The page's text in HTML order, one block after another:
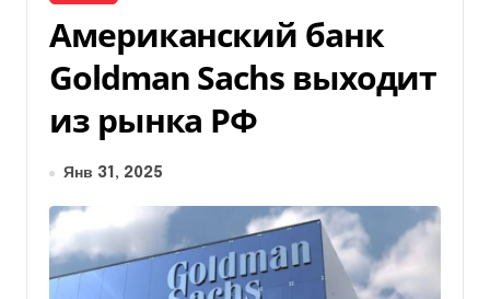
Американский банк
Goldman Sachs выходит
из рынка РФ
Янв 31, 2025